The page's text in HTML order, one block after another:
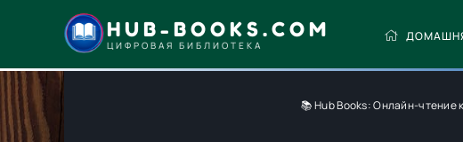
HUB-BOOKS.COM
ЦИФРОВАЯ БИБЛИОТЕКА
📚 Hub Books: Онлайн-чтение